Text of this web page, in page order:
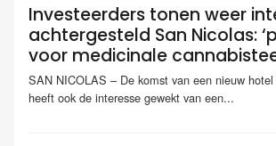
Investeerders tonen weer
achtergesteld San Nicolas:
voor medicinale
SAN NICOLAS – De komst van een nieuw
heeft ook de interesse gewekt van een...